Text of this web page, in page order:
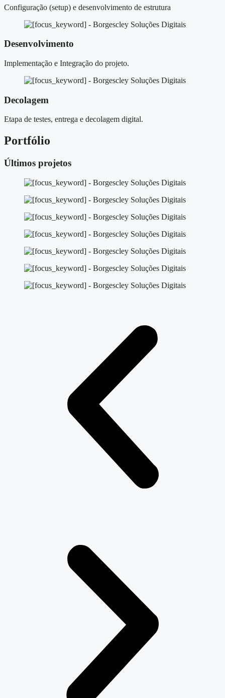
Configuração (setup) e desenvolvimento de estrutura
Desenvolvimento
Implementação e Integração do projeto.
Decolagem
Etapa de testes, entrega e decolagem digital.
Portfólio
Últimos projetos